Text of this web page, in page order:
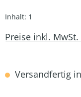
Inhalt: 1
Preise inkl.
Versandfertig